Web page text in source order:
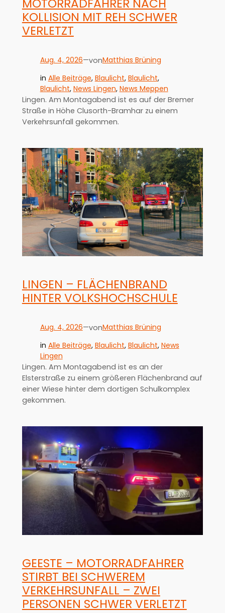
MOTORRADFAHRER NACH
KOLLISION MIT REH SCHWER
VERLETZT
Aug. 4, 2026—vonMatthias Brüning
in Alle Beiträge, Blaulicht, Blaulicht,
Blaulicht, News Lingen, News Meppen
Lingen. Am Montagabend ist es auf der Bremer
Straße in Höhe Clusorth-Bramhar zu einem
Verkehrsunfall gekommen.
LINGEN – FLÄCHENBRAND
HINTER VOLKSHOCHSCHULE
Aug. 4, 2026—vonMatthias Brüning
in Alle Beiträge, Blaulicht, Blaulicht, News
Lingen
Lingen. Am Montagabend ist es an der
Elsterstraße zu einem größeren Flächenbrand auf
einer Wiese hinter dem dortigen Schulkomplex
gekommen.
GEESTE – MOTORRADFAHRER
STIRBT BEI SCHWEREM
VERKEHRSUNFALL – ZWEI
PERSONEN SCHWER VERLETZT